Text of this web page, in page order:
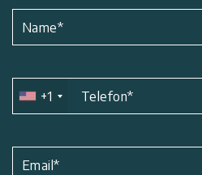
Name*
+1 Telefon*
Email*